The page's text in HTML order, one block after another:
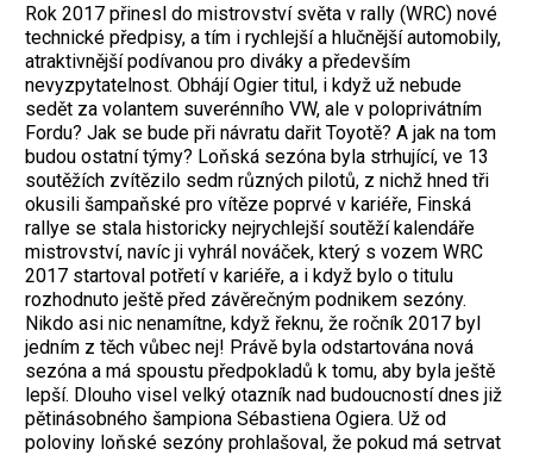
Rok 2017 přinesl do mistrovství světa v rally (WRC) nové
technické předpisy, a tím i rychlejší a hlučnější automobily,
atraktivnější podívanou pro diváky a především
nevyzpytatelnost. Obhájí Ogier titul, i když už nebude
sedět za volantem suverénního VW, ale v poloprivátním
Fordu? Jak se bude při návratu dařit Toyotě? A jak na tom
budou ostatní týmy? Loňská sezóna byla strhující, ve 13
soutěžích zvítězilo sedm různých pilotů, z nichž hned tři
okusili šampaňské pro vítěze poprvé v kariéře, Finská
rallye se stala historicky nejrychlejší soutěží kalendáře
mistrovství, navíc ji vyhrál nováček, který s vozem WRC
2017 startoval potřetí v kariéře, a i když bylo o titulu
rozhodnuto ještě před závěrečným podnikem sezóny.
Nikdo asi nic nenamítne, když řeknu, že ročník 2017 byl
jedním z těch vůbec nej! Právě byla odstartována nová
sezóna a má spoustu předpokladů k tomu, aby byla ještě
lepší. Dlouho visel velký otazník nad budoucností dnes již
pětinásobného šampiona Sébastiena Ogiera. Už od
poloviny loňské sezóny prohlašoval, že pokud má setrvat